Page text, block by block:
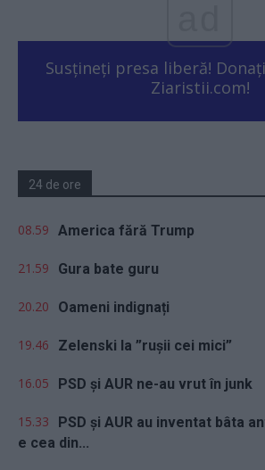
Susțineți presa liberă!
Ziaristii.com!
24 de ore
08.59 America fără Trump
21.59 Gura bate guru
20.20 Oameni indignați
19.46 Zelenski la ”rușii cei mici”
16.05 PSD și AUR ne-au vrut în junk
15.33
PSD și AUR au inventat bâta
e cea din...